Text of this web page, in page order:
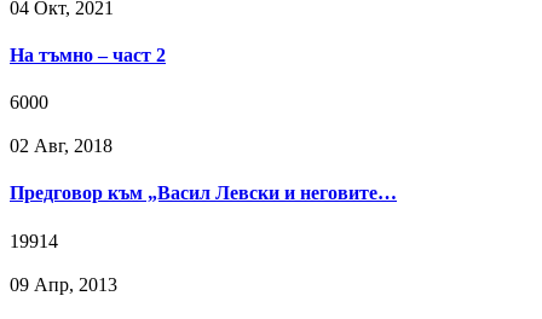
04 Окт, 2021
На тъмно – част 2
6000
02 Авг, 2018
Предговор към „Васил Левски и неговите…
19914
09 Апр, 2013